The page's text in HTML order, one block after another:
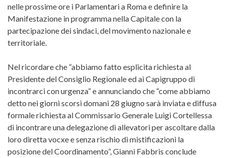
nelle prossime ore i Parlamentari a Roma e definire la
Manifestazione in programma nella Capitale con la
partecipazione dei sindaci, del movimento nazionale e
territoriale.
Nel ricordare che “abbiamo fatto esplicita richiesta al
Presidente del Consiglio Regionale ed ai Capigruppo di
incontrarci con urgenza” e annunciando che “come abbiamo
detto nei giorni scorsi domani 28 giugno sarà inviata e diffusa
formale richiesta al Commissario Generale Luigi Cortellessa
di incontrare una delegazione di allevatori per ascoltare dalla
loro diretta vocxe e senza rischio di mistificazioni la
posizione del Coordinamento”, Gianni Fabbris conclude